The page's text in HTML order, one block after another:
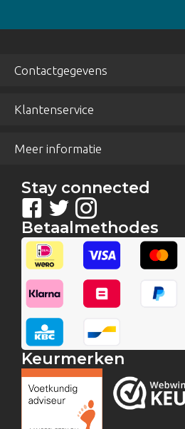
Contactgegevens
Klantenservice
Meer informatie
Stay connected
Betaalmethodes
Keurmerken